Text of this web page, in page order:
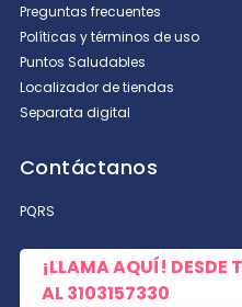
Preguntas frecuentes
Políticas y términos de uso
Puntos Saludables
Localizador de tiendas
Separata digital
Contáctanos
PQRS
¡LLAMA AQUÍ! DESDE
AL3103157330